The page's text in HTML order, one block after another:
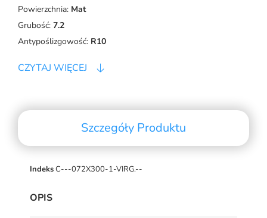
Powierzchnia: Mat
Grubość: 7.2
Antypoślizgowość: R10
CZYTAJ WIĘCEJ
Szczegóły Produktu
IndeksC---072X300-1-VIRG.--
OPIS